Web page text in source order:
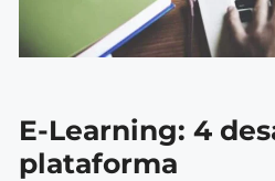
E-Learning: 4
plataforma